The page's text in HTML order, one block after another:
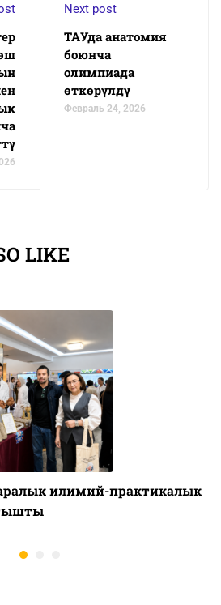
Next post
ТАУда анатомия
боюнча
олимпиада
өткөрүлдү
Февраль 24, 2026
LIKE
илимий-практикалык